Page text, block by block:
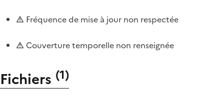
Fréquence de mise à jour non respectée
Couverture temporelle non renseignée
Fichiers (1)